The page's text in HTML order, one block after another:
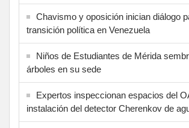
Chavismo y oposición inician diálogo
transición política en Venezuela
Niños de Estudiantes de Mérida
árboles en su sede
Expertos inspeccionan espacios del
instalación del detector Cherenkov de